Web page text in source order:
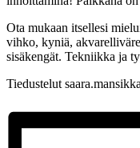
Ota mukaan itsellesi
vihko, kyniä,
sisäkengät. Tekniikka ja
Tiedustelut